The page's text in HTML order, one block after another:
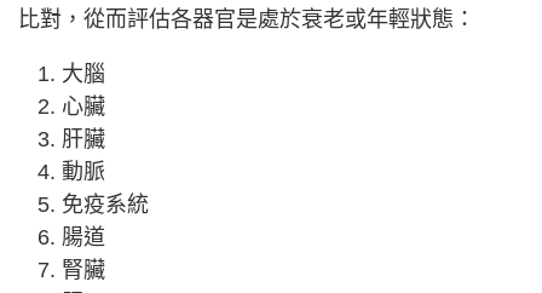
比對，從而評估各器官是處於衰老或年輕狀態：
大腦
心臟
肝臟
動脈
免疫系統
腸道
腎臟